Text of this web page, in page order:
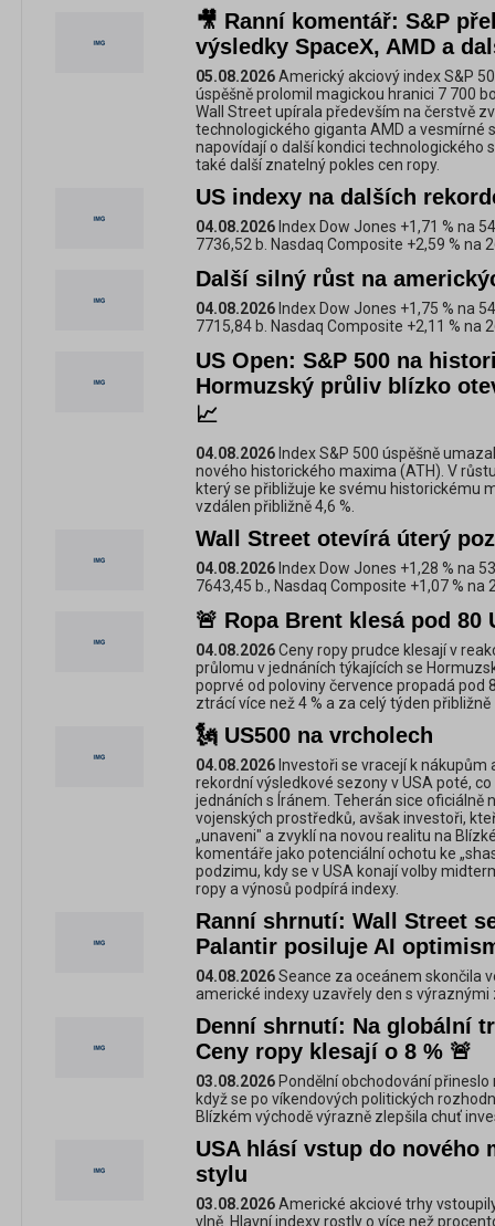
🎥 Ranní komentář: S&P
výsledky SpaceX, AMD a
05.08.2026Americký akciový index S&P
úspěšně prolomil magickou hranici 7 700
Wall Street upírala především na čerstvě
technologického giganta AMD a vesmírné
napovídají o další kondici technologického
také další znatelný pokles cen ropy.
US indexy na dalších
04.08.2026 Index Dow Jones +1,71 % na
7736,52 b. Nasdaq Composite +2,59 % na
Další silný růst na
04.08.2026 Index Dow Jones +1,75 % na
7715,84 b. Nasdaq Composite +2,11 % na
US Open: S&P 500 na
Hormuzský průliv blízko
📈
04.08.2026 Index S&P 500 úspěšně
nového historického maxima (ATH). V
který se přibližuje ke svému historickému
vzdálen přibližně 4,6 %.
Wall Street otevírá úterý
04.08.2026 Index Dow Jones +1,28 % na
7643,45 b., Nasdaq Composite +1,07 % na
🚨 Ropa Brent klesá pod 80
04.08.2026Ceny ropy prudce klesají v
průlomu v jednáních týkajících se
poprvé od poloviny července propadá pod
ztrácí více než 4 % a za celý týden přibližně
🗽 US500 na vrcholech
04.08.2026 Investoři se vracejí k
rekordní výsledkové sezony v USA poté,
jednáních s Íránem. Teherán sice oficiálně
vojenských prostředků, avšak investoři,
„unaveni" a zvyklí na novou realitu na
komentáře jako potenciální ochotu ke
podzimu, kdy se v USA konají volby
ropy a výnosů podpírá indexy.
Ranní shrnutí: Wall Street
Palantir posiluje AI
04.08.2026Seance za oceánem skončila
americké indexy uzavřely den s výraznými
Denní shrnutí: Na globální
Ceny ropy klesají o 8 % 🚨
03.08.2026 Pondělní obchodování
když se po víkendových politických
Blízkém východě výrazně zlepšila chuť
USA hlásí vstup do nového
stylu
03.08.2026Americké akciové trhy
vlně. Hlavní indexy rostly o více než